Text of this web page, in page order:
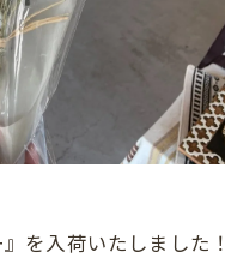
を入荷いたしました